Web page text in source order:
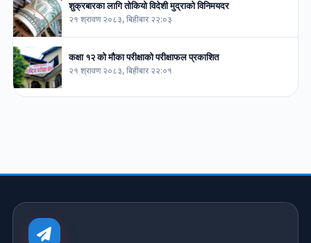
शुक्रबारका लागि तोकियो विदेशी मुद्राको विनिमयदर
२१ श्रावण २०८३, बिहीबार २२:०३
कक्षा १२ को मौका परीक्षाको परीक्षाफल प्रकाशित
२१ श्रावण २०८३, बिहीबार २२:०१